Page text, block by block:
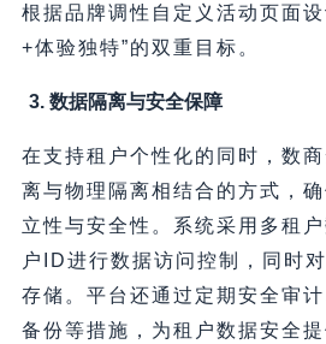
根据品牌调性自定义活动页面
+体验独特”的双重目标。
3. 数据隔离与安全保障
在支持租户个性化的同时，数
离与物理隔离相结合的方式，
立性与安全性。系统采用多租
户ID进行数据访问控制，同时
存储。平台还通过定期安全审
备份等措施，为租户数据安全